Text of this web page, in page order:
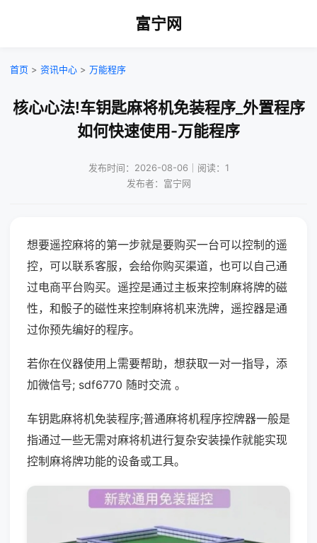
富宁网
首页 > 资讯中心 > 万能程序
核心心法!车钥匙麻将机免装程序_外置程序
如何快速使用-万能程序
发布时间：2026-08-06｜阅读：1
发布者：富宁网
想要遥控麻将的第一步就是要购买一台可以控制的遥
控，可以联系客服，会给你购买渠道，也可以自己通
过电商平台购买。遥控是通过主板来控制麻将牌的磁
性，和骰子的磁性来控制麻将机来洗牌，遥控器是通
过你预先编好的程序。
若你在仪器使用上需要帮助，想获取一对一指导，添
加微信号; sdf6770 随时交流 。
车钥匙麻将机免装程序;普通麻将机程序控牌器一般是
指通过一些无需对麻将机进行复杂安装操作就能实现
控制麻将牌功能的设备或工具。